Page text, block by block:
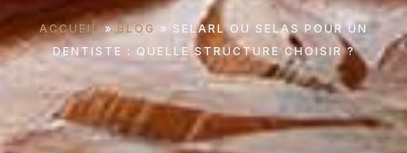
ACCUEIL»BLOG » SELARL OU SELAS POUR UN
DENTISTE : QUELLE STRUCTURE CHOISIR ?